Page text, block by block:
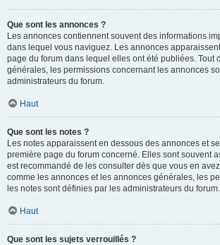
Que sont les annonces ?
Les annonces contiennent souvent des informations
dans lequel vous naviguez. Les annonces
page du forum dans lequel elles ont été publiées. Tout
générales, les permissions concernant les annonces
administrateurs du forum.
Haut
Que sont les notes ?
Les notes apparaissent en dessous des annonces et
première page du forum concerné. Elles sont souvent
est recommandé de les consulter dès que vous en
comme les annonces et les annonces générales, les
les notes sont définies par les administrateurs du forum.
Haut
Que sont les sujets verrouillés ?